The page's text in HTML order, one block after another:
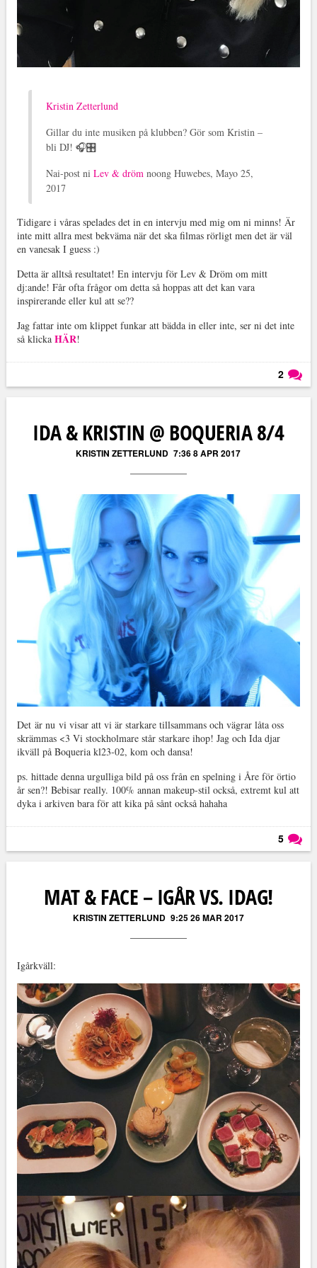
Kristin Zetterlund
Gillar du inte musiken på klubben? Gör som Kristin –
bli DJ! 🎧🎛
Nai-post ni Lev & dröm noong Huwebes, Mayo 25,
2017
Tidigare i våras spelades det in en intervju med mig om ni minns! Är
inte mitt allra mest bekväma när det ska filmas rörligt men det är väl
en vanesak I guess :)
Detta är alltså resultatet! En intervju för Lev & Dröm om mitt
dj:ande! Får ofta frågor om detta så hoppas att det kan vara
inspirerande eller kul att se??
Jag fattar inte om klippet funkar att bädda in eller inte, ser ni det inte
så klicka HÄR!
2
IDA & KRISTIN @ BOQUERIA 8/4
KRISTIN ZETTERLUND 7:36 8 APR 2017
Det är nu vi visar att vi är starkare tillsammans och vägrar låta oss
skrämmas <3 Vi stockholmare står starkare ihop! Jag och Ida djar
ikväll på Boqueria kl23-02, kom och dansa!
ps. hittade denna urgulliga bild på oss från en spelning i Åre för örtio
år sen?! Bebisar really. 100% annan makeup-stil också, extremt kul att
dyka i arkiven bara för att kika på sånt också hahaha
5
MAT & FACE – IGÅR VS. IDAG!
KRISTIN ZETTERLUND 9:25 26 MAR 2017
Igårkväll: